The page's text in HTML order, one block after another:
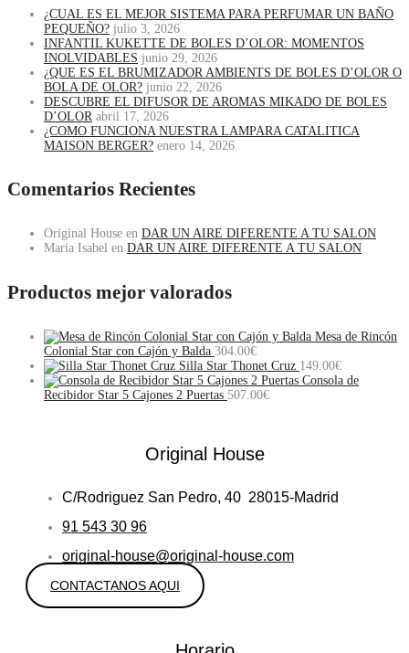
¿CUAL ES EL MEJOR SISTEMA PARA PERFUMAR UN BAÑO
PEQUEÑO? julio 3, 2026
INFANTIL KUKETTE DE BOLES D’OLOR: MOMENTOS
INOLVIDABLES junio 29, 2026
¿QUE ES EL BRUMIZADOR AMBIENTS DE BOLES D’OLOR O
BOLA DE OLOR? junio 22, 2026
DESCUBRE EL DIFUSOR DE AROMAS MIKADO DE BOLES
D’OLOR abril 17, 2026
¿COMO FUNCIONA NUESTRA LAMPARA CATALITICA
MAISON BERGER? enero 14, 2026
Comentarios Recientes
Original House en DAR UN AIRE DIFERENTE A TU SALON
Maria Isabel en DAR UN AIRE DIFERENTE A TU SALON
Productos mejor valorados
Mesa de Rincón
Colonial Star con Cajón y Balda 304.00€
Silla Star Thonet Cruz 149.00€
Consola de
Recibidor Star 5 Cajones 2 Puertas 507.00€
Original House
C/Rodriguez San Pedro, 40 28015-Madrid
91 543 30 96
original-house@original-house.com
CONTACTANOS AQUI